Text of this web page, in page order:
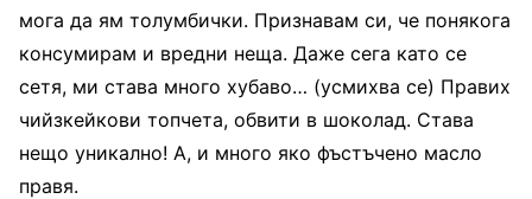
мога да ям толумбички. Признавам си, че понякога
консумирам и вредни неща. Даже сега като се
сетя, ми става много хубаво… (усмихва се) Правих
чийзкейкови топчета, обвити в шоколад. Става
нещо уникално! А, и много яко фъстъчено масло
правя.